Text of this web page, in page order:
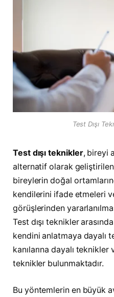
Test Dışı
Test dışı teknikler, bireyi
alternatif olarak
bireylerin doğal
kendilerini ifade etmeleri
görüşlerinden
Test dışı teknikler
kendini anlatmaya dayalı
kanılarına dayalı teknikler
teknikler bulunmaktadır.
Bu yöntemlerin en büyük